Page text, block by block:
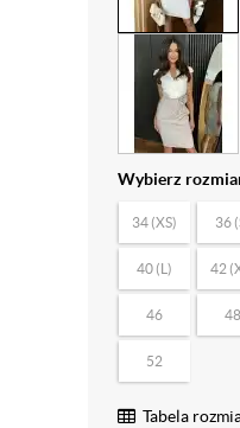
Wybierz
34 (XS) 36
40 (L) 42
46 48
52
Tabela